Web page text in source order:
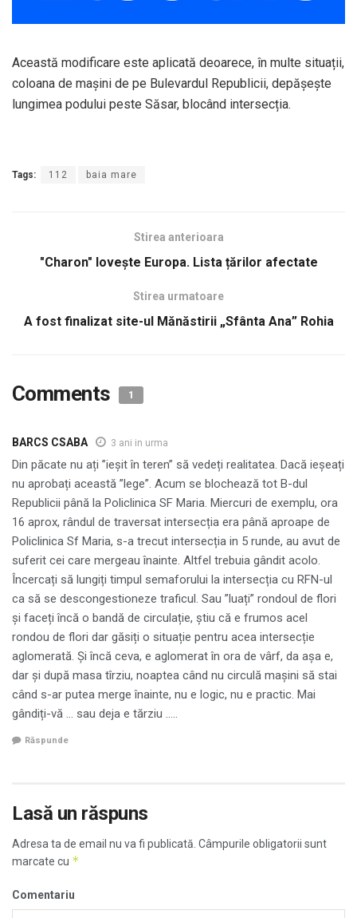
Această modificare este aplicată deoarece, în multe situații,
coloana de mașini de pe Bulevardul Republicii, depășește
lungimea podului peste Săsar, blocând intersecția.
Tags: 112 baia mare
Stirea anterioara
"Charon" lovește Europa. Lista țărilor afectate
Stirea urmatoare
A fost finalizat site-ul Mănăstirii „Sfânta Ana” Rohia
Comments 1
BARCS CSABA 3 ani in urma
Din păcate nu ați ”ieșit în teren” să vedeți realitatea. Dacă ieșeați
nu aprobați această ”lege”. Acum se blochează tot B-dul
Republicii până la Policlinica SF Maria. Miercuri de exemplu, ora
16 aprox, rândul de traversat intersecția era până aproape de
Policlinica Sf Maria, s-a trecut intersecția in 5 runde, au avut de
suferit cei care mergeau înainte. Altfel trebuia gândit acolo.
Încercați să lungiți timpul semaforului la intersecția cu RFN-ul
ca să se descongestioneze traficul. Sau ”luați” rondoul de flori
și faceți încă o bandă de circulație, știu că e frumos acel
rondou de flori dar găsiți o situație pentru acea intersecție
aglomerată. Și încă ceva, e aglomerat în ora de vârf, da așa e,
dar și după masa tîrziu, noaptea când nu circulă mașini să stai
când s-ar putea merge înainte, nu e logic, nu e practic. Mai
gândiți-vă … sau deja e tărziu …..
Răspunde
Lasă un răspuns
Adresa ta de email nu va fi publicată. Câmpurile obligatorii sunt
marcate cu *
Comentariu